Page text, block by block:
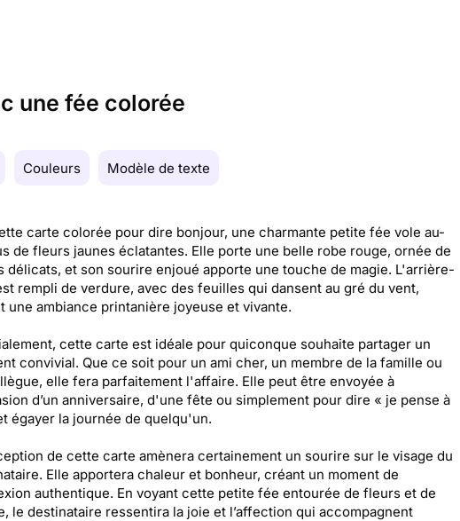
une fée colorée
Couleurs Modèle de texte
carte colorée pour dire bonjour, une charmante petite fée vole au-
de fleurs jaunes éclatantes. Elle porte une belle robe rouge, ornée de
délicats, et son sourire enjoué apporte une touche de magie. L'arrière-
rempli de verdure, avec des feuilles qui dansent au gré du vent,
une ambiance printanière joyeuse et vivante.
cette carte est idéale pour quiconque souhaite partager un
convivial. Que ce soit pour un ami cher, un membre de la famille ou
elle fera parfaitement l'affaire. Elle peut être envoyée à
d’un anniversaire, d'une fête ou simplement pour dire « je pense à
égayer la journée de quelqu'un.
de cette carte amènera certainement un sourire sur le visage du
Elle apportera chaleur et bonheur, créant un moment de
authentique. En voyant cette petite fée entourée de fleurs et de
le destinataire ressentira la joie et l’affection qui accompagnent